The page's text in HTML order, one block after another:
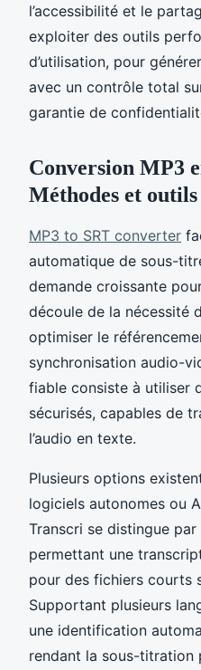
l’accessibilité et le
exploiter des outils
d’utilisation, pour
avec un contrôle total
garantie de
Conversion MP3
Méthodes et
MP3 to SRT converter
automatique de sous-
demande croissante
découle de la nécessité
optimiser le
synchronisation audio-
fiable consiste à utiliser
sécurisés, capables de
l’audio en texte.
Plusieurs options
logiciels autonomes ou
Transcri se distingue par
permettant une
pour des fichiers courts
Supportant plusieurs
une identification
rendant la sous-titration